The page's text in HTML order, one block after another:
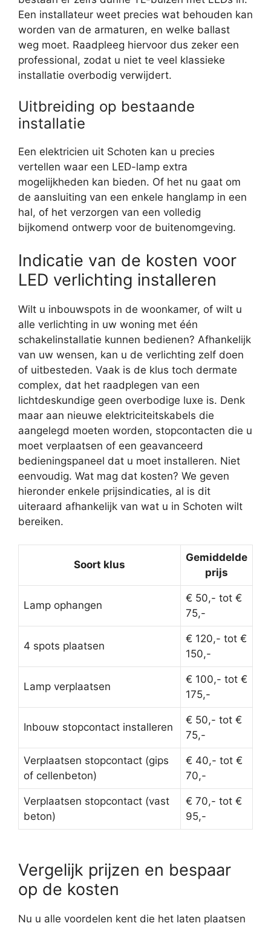
Een installateur weet precies wat behouden kan
worden van de armaturen, en welke ballast
weg moet. Raadpleeg hiervoor dus zeker een
professional, zodat u niet te veel klassieke
installatie overbodig verwijdert.
Uitbreiding op bestaande
installatie
Een elektricien uit Schoten kan u precies
vertellen waar een LED-lamp extra
mogelijkheden kan bieden. Of het nu gaat om
de aansluiting van een enkele hanglamp in een
hal, of het verzorgen van een volledig
bijkomend ontwerp voor de buitenomgeving.
Indicatie van de kosten voor
LED verlichting installeren
Wilt u inbouwspots in de woonkamer, of wilt u
alle verlichting in uw woning met één
schakelinstallatie kunnen bedienen? Afhankelijk
van uw wensen, kan u de verlichting zelf doen
of uitbesteden. Vaak is de klus toch dermate
complex, dat het raadplegen van een
lichtdeskundige geen overbodige luxe is. Denk
maar aan nieuwe elektriciteitskabels die
aangelegd moeten worden, stopcontacten die u
moet verplaatsen of een geavanceerd
bedieningspaneel dat u moet installeren. Niet
eenvoudig. Wat mag dat kosten? We geven
hieronder enkele prijsindicaties, al is dit
uiteraard afhankelijk van wat u in Schoten wilt
bereiken.
Soort klus
Gemiddelde
prijs
Lamp ophangen
€ 50,- tot €
75,-
4 spots plaatsen
€ 120,- tot €
150,-
Lamp verplaatsen
€ 100,- tot €
175,-
Inbouw stopcontact installeren
€ 50,- tot €
75,-
Verplaatsen stopcontact (gips
of cellenbeton)
€ 40,- tot €
70,-
Verplaatsen stopcontact (vast
beton)
€ 70,- tot €
95,-
Vergelijk prijzen en bespaar
op de kosten
Nu u alle voordelen kent die het laten plaatsen